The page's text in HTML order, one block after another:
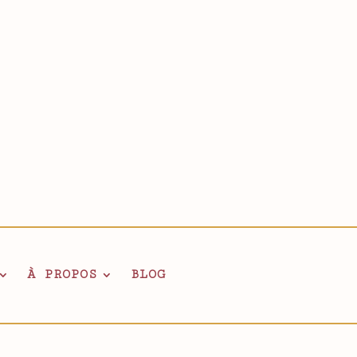
À PROPOS BLOG